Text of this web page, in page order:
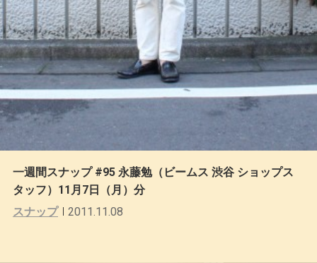
一週間スナップ #95 永藤勉（ビームス 渋谷 ショップス
タッフ）11月7日（月）分
スナップ
2011.11.08